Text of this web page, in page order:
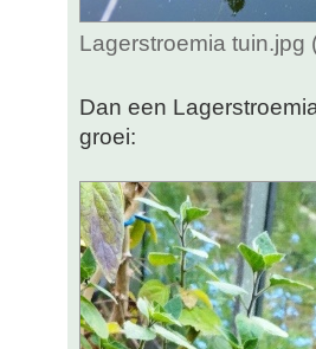
Lagerstroemia
Dan een
groei: